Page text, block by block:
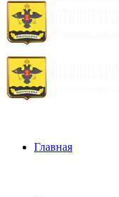
Главная